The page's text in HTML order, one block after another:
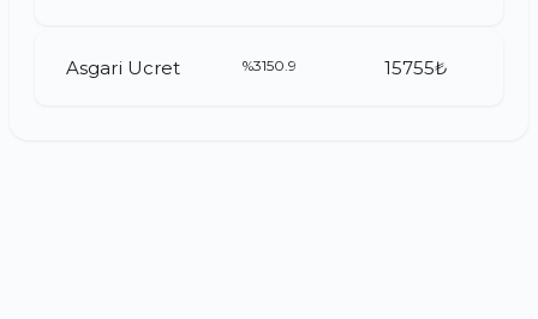
Asgari Ucret %3150.9 15755₺